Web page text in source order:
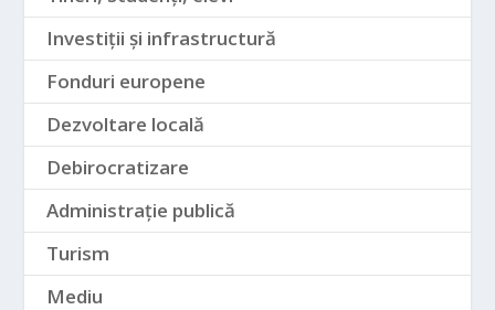
Investiții și infrastructură
Fonduri europene
Dezvoltare locală
Debirocratizare
Administrație publică
Turism
Mediu